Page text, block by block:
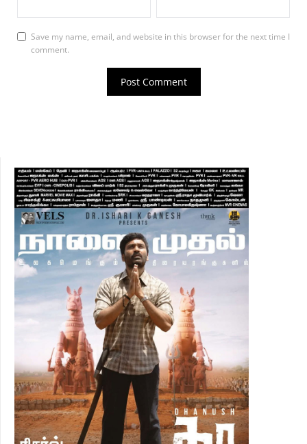
Save my name, email, and website in this browser for the next time I
comment.